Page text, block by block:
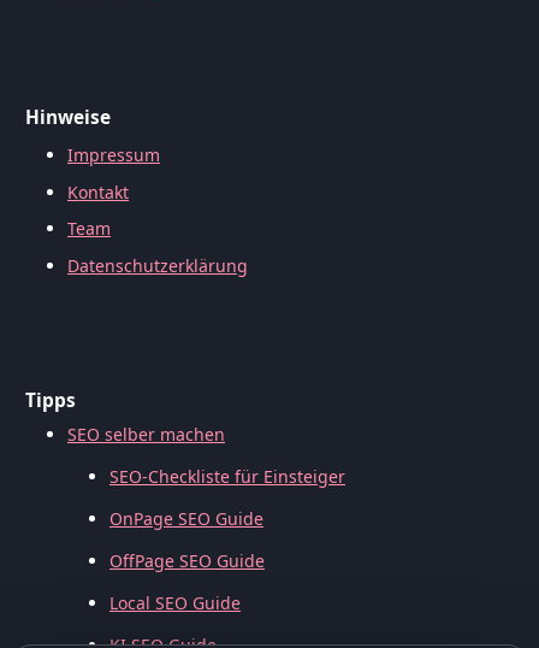
Hinweise
Impressum
Kontakt
Team
Datenschutzerklärung
Tipps
SEO selber machen
SEO-Checkliste für Einsteiger
OnPage SEO Guide
OffPage SEO Guide
Local SEO Guide